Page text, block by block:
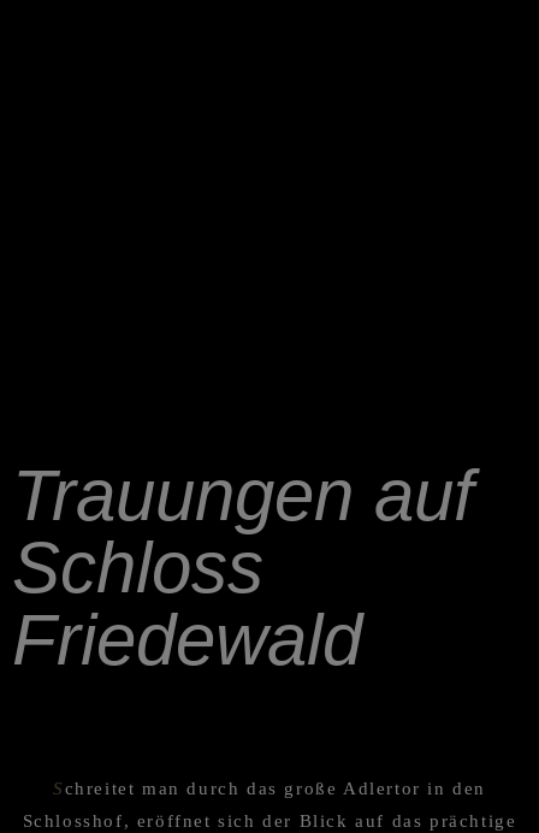
Trauun­gen auf
Schloss
Friedewald
Schrei­tet man durch das große Adler­tor in den
Schloss­hof, eröff­net sich der Blick auf das präch­tige